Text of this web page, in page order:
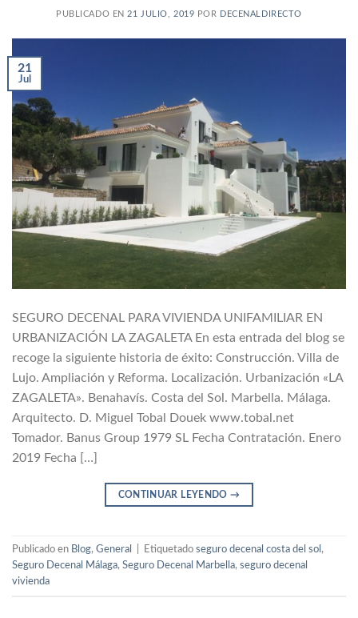
PUBLICADO EN 21 JULIO, 2019 POR DECENALDIRECTO
21
Jul
SEGURO DECENAL PARA VIVIENDA UNIFAMILIAR EN
URBANIZACIÓN LA ZAGALETA En esta entrada del blog se
recoge la siguiente historia de éxito: Construcción. Villa de
Lujo. Ampliación y Reforma. Localización. Urbanización «LA
ZAGALETA». Benahavís. Costa del Sol. Marbella. Málaga.
Arquitecto. D. Miguel Tobal Douek www.tobal.net
Tomador. Banus Group 1979 SL Fecha Contratación. Enero
2019 Fecha […]
CONTINUAR LEYENDO→
Publicado en Blog, General Etiquetado seguro decenal costa del sol ,
Seguro Decenal Málaga, Seguro Decenal Marbella, seguro decenal
vivienda